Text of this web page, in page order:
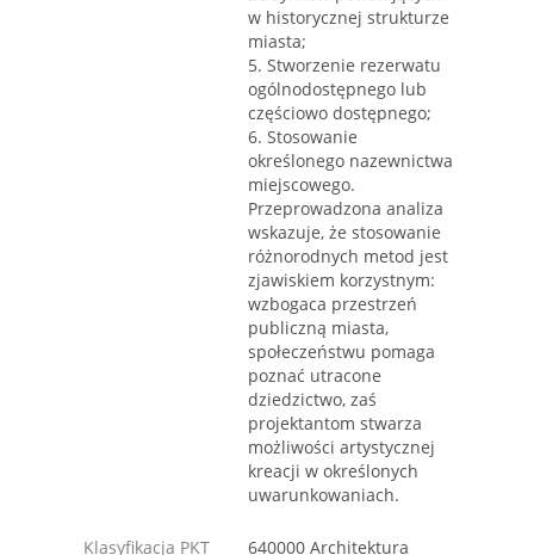
w historycznej strukturze
miasta;
5. Stworzenie rezerwatu
ogólnodostępnego lub
częściowo dostępnego;
6. Stosowanie
określonego nazewnictwa
miejscowego.
Przeprowadzona analiza
wskazuje, że stosowanie
różnorodnych metod jest
zjawiskiem korzystnym:
wzbogaca przestrzeń
publiczną miasta,
społeczeństwu pomaga
poznać utracone
dziedzictwo, zaś
projektantom stwarza
możliwości artystycznej
kreacji w określonych
uwarunkowaniach.
Klasyfikacja PKT 640000 Architektura